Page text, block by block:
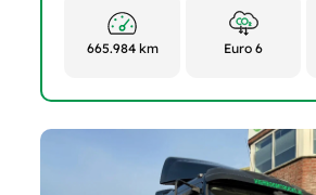
665.984 km Euro 6